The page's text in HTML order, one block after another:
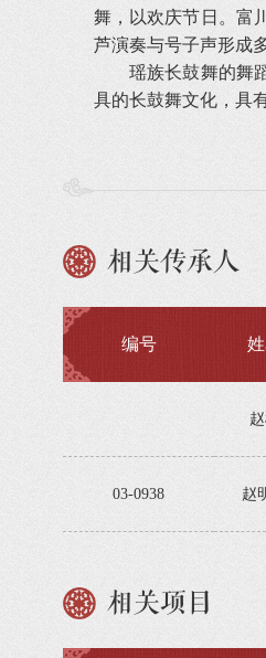
舞，以欢庆节日。富
芦演奏与号子声形成
瑶族长鼓舞的舞蹈
具的长鼓舞文化，具
相关传承人
编号
03-0938 赵
相关项目